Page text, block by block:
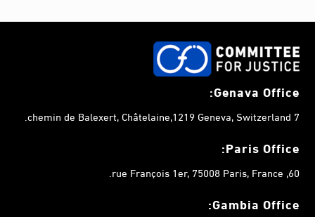
Genava Office:
7 chemin de Balexert, Châtelaine,1219 Geneva, Switzerland.
Paris Office:
60, rue François 1er, 75008 Paris, France.
Gambia Office: